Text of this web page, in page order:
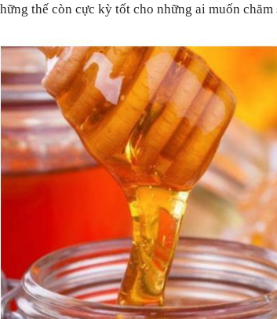
thế còn cực kỳ tốt cho những ai muốn chăm